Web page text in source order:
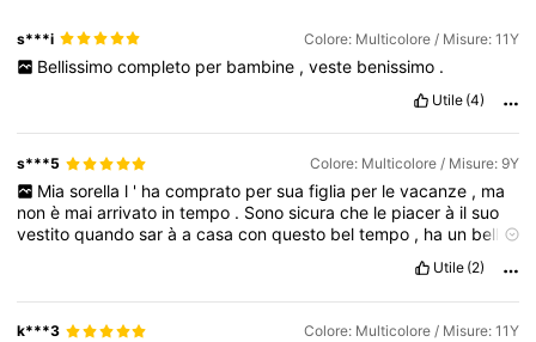
s***i Colore: Multicolore / Misure: 11Y
Bellissimo completo per bambine , veste benissimo .
Utile (4)
s***5 Colore: Multicolore / Misure: 9Y
Mia sorella l ' ha comprato per sua figlia per le vacanze , ma
nonè maiarrivato intempo . Sonosicurache le piacerà ilsuo
vestitoquandosaràacasaconquesto beltempo , ha un bell '
Utile (2)
k***3 Colore: Multicolore / Misure: 11Y